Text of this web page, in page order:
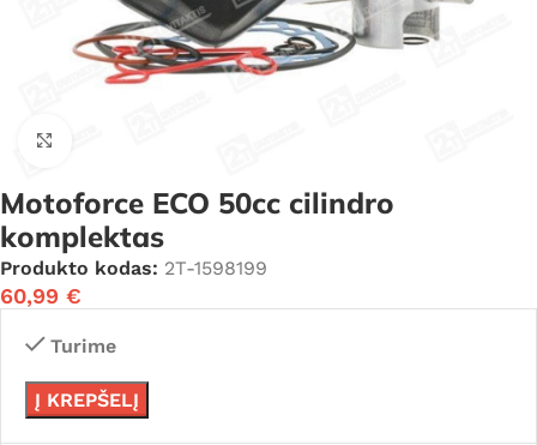
Motoforce ECO 50cc cilindro
komplektas
Produkto kodas: 2T-1598199
60,99 €
Turime
Į KREPŠELĮ